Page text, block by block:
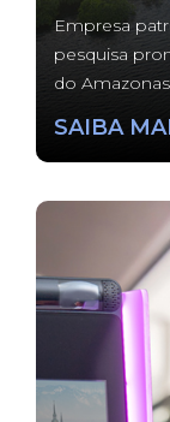
Empresa
pesquisa
do
SAIBA